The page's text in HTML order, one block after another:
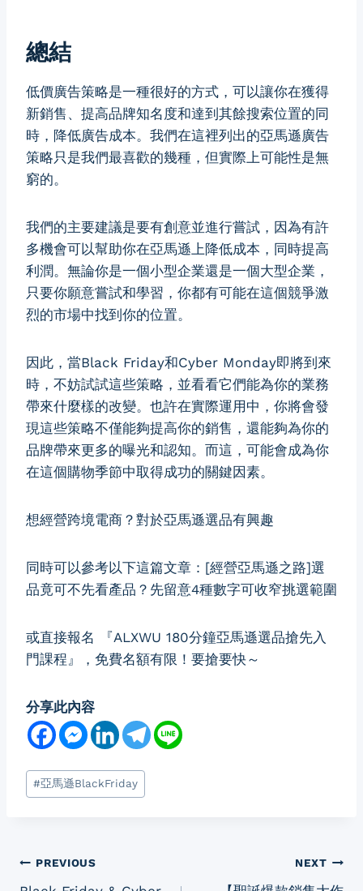
總結
低價廣告策略是一種很好的方式，可以讓你在獲得
新銷售、提高品牌知名度和達到其餘搜索位置的同
時，降低廣告成本。我們在這裡列出的亞馬遜廣告
策略只是我們最喜歡的幾種，但實際上可能性是無
窮的。
我們的主要建議是要有創意並進行嘗試，因為有許
多機會可以幫助你在亞馬遜上降低成本，同時提高
利潤。無論你是一個小型企業還是一個大型企業，
只要你願意嘗試和學習，你都有可能在這個競爭激
烈的市場中找到你的位置。
因此，當Black Friday和Cyber Monday即將到來
時，不妨試試這些策略，並看看它們能為你的業務
帶來什麼樣的改變。也許在實際運用中，你將會發
現這些策略不僅能夠提高你的銷售，還能夠為你的
品牌帶來更多的曝光和認知。而這，可能會成為你
在這個購物季節中取得成功的關鍵因素。
想經營跨境電商？對於亞馬遜選品有興趣
同時可以參考以下這篇文章： [經營亞馬遜之路]選
品竟可不先看產品？先留意4種數字可收窄挑選範圍
或直接報名
『ALXWU 180分鐘亞馬遜選品搶先入
門課程』
，免費名額有限！要搶要快～
分享此內容
Post
Tags:
#亞馬遜BlackFriday
Post
PREVIOUS NEXT